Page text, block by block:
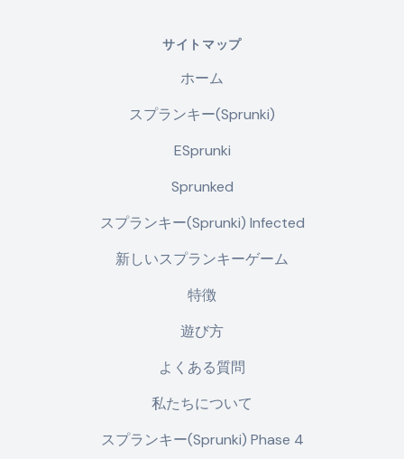
サイトマップ
ホーム
スプランキー(Sprunki)
ESprunki
Sprunked
スプランキー(Sprunki) Infected
新しいスプランキーゲーム
特徴
遊び方
よくある質問
私たちについて
スプランキー(Sprunki) Phase 4